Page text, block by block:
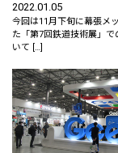
2022.01.05
今回は11月下旬に幕張メ
た「第7回鉄道技術展」で
いて […]